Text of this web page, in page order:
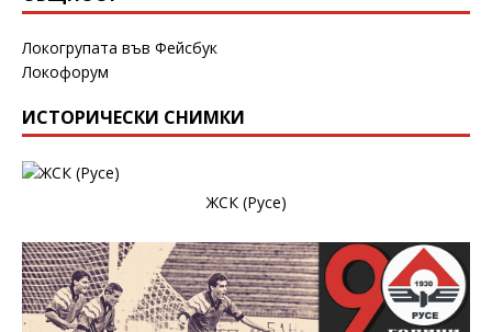
Локогрупата във Фейсбук
Локофорум
ИСТОРИЧЕСКИ СНИМКИ
ЖСК (Русе)